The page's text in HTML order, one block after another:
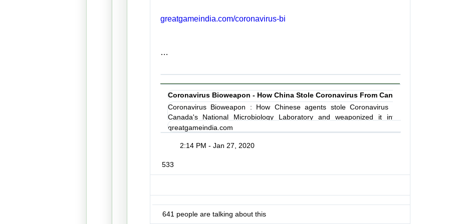
t
:
/
greatgameindia.com/coronavirus-bi
e
p
o
…
Coronavirus Bioweapon - How China Stole Coronavirus From Canada And
Coronavirus Bioweapon : How Chinese agents stole Coronavirus from
Canada's National Microbiology Laboratory and weaponized it into a
Bioweapon.
greatgameindia.com
533
2:14 PM - Jan 27, 2020
t
e
r
641 people are talking about this